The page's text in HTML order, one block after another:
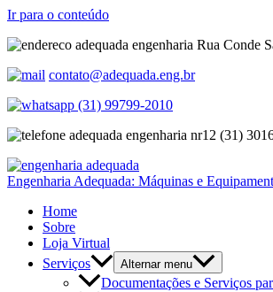
Ir para o conteúdo
Rua Conde
contato@adequada.eng.br
(31) 99799-2010
(31)
Engenharia Adequada: Máquinas e
Home
Sobre
Loja Virtual
Serviços
Alternar menu
Documentações e Serviços